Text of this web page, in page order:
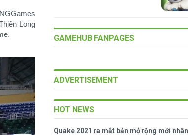
Long
GAMEHUB FANPAGES
ADVERTISEMENT
HOT NEWS
Quake 2021 ra mắt bản mở rộng mới nhân